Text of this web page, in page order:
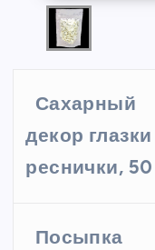
Сахарный
декор глазки
реснички, 50
Посыпка